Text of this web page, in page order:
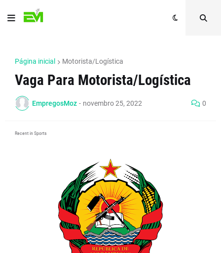
Página inicial Motorista/Logística
Vaga Para Motorista/Logística
EmpregosMoz - novembro 25, 2022 0
Recent in Sports